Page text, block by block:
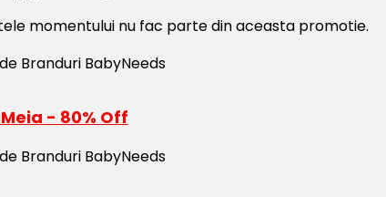
momentului nu fac parte din aceasta promotie.
- 80% Off